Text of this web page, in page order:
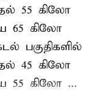
55 கிலோ
65 கிலோ
பகுதிகளில்
45 கிலோ
55 கிலோ ...